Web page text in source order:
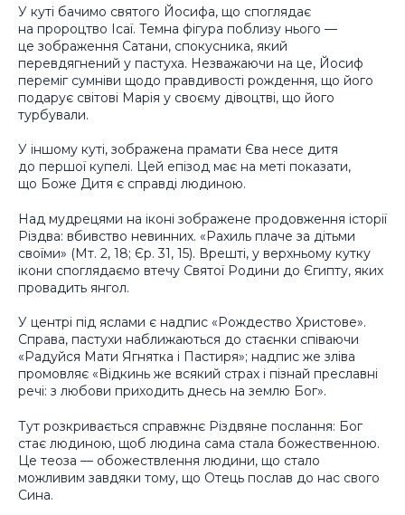
У куті бачимо святого Йосифа, що споглядає
на пророцтво Ісаї. Темна фігура поблизу нього —
це зображення Сатани, спокусника, який
перевдягнений у пастуха. Незважаючи на це, Йосиф
переміг сумніви щодо правдивості рождення, що його
подарує світові Марія у своєму дівоцтві, що його
турбували.
У іншому куті, зображена прамати Єва несе дитя
до першої купелі. Цей епізод має на меті показати,
що Боже Дитя є справді людиною.
Над мудрецями на іконі зображене продовження історії
Різдва: вбивство невинних. «Рахиль плаче за дітьми
своїми» (Мт. 2, 18; Єр. 31, 15). Врешті, у верхньому кутку
ікони споглядаємо втечу Святої Родини до Єгипту, яких
провадить янгол.
У центрі під яслами є надпис «Рождество Христове».
Справа, пастухи наближаються до стаєнки співаючи
«Радуйся Мати Ягнятка і Пастиря»; надпис же зліва
промовляє «Відкинь же всякий страх і пізнай преславні
речі: з любови приходить днесь на землю Бог».
Тут розкривається справжнє Різдвяне послання: Бог
стає людиною, щоб людина сама стала божественною.
Це теоза — обожествлення людини, що стало
можливим завдяки тому, що Отець послав до нас свого
Сина.